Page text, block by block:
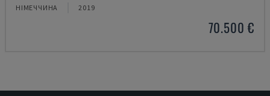
НІМЕЧЧИНА 2019
70.500 €